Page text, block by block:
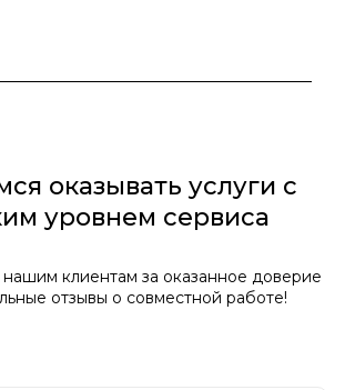
оказывать услуги с
уровнем сервиса
клиентам за оказанное доверие
отзывы о совместной работе!